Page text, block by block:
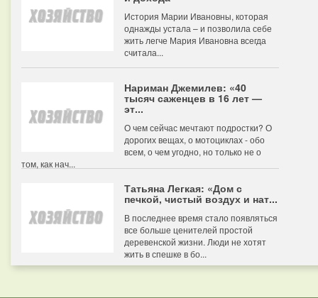
История Марии Ивановны, которая
однажды устала – и позволила себе
жить легче Мария Ивановна всегда
считала...
Нариман Джемилев: «40
тысяч саженцев в 16 лет —
эт...
О чем сейчас мечтают подростки? О
дорогих вещах, о мотоциклах - обо
всем, о чем угодно, но только не о
том, как нач...
Татьяна Легкая: «Дом с
печкой, чистый воздух и нат...
В последнее время стало появляться
все больше ценителей простой
деревенской жизни. Люди не хотят
жить в спешке в бо...